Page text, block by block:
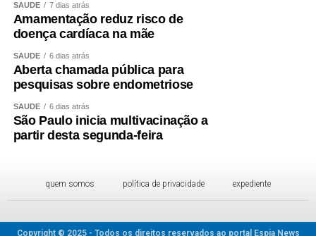
SAÚDE 7 dias atrás
Amamentação reduz risco de
doença cardíaca na mãe
SAÚDE 6 dias atrás
Aberta chamada pública para
pesquisas sobre endometriose
SAÚDE 6 dias atrás
São Paulo inicia multivacinação a
partir desta segunda-feira
quem somos política de privacidade expediente
Copyright © 2025 - Todos os direitos reservados ao portal Espia News